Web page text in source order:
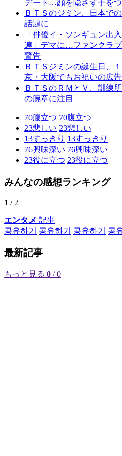
デート…顔を隠さず手をつ
ＢＴＳのジミン、日本で
話題に
「俳優イ・ソンギュン出
連」デマに…ファンクラブ
警告
ＢＴＳジミンの誕生日、
京・大阪でもお祝いの広告
ＢＴＳのＲＭとＶ、訓練
の腕章に注目
70腹立つ 70腹立つ
23悲しい 23悲しい
13すっきり 13すっきり
76興味深い 76興味深い
23役に立つ 23役に立つ
みんなの感想ランキング
1 / 2
エンタメ 記事
공유하기
공유하기 공유하기 공
最新記事
もっと見る 0 / 0